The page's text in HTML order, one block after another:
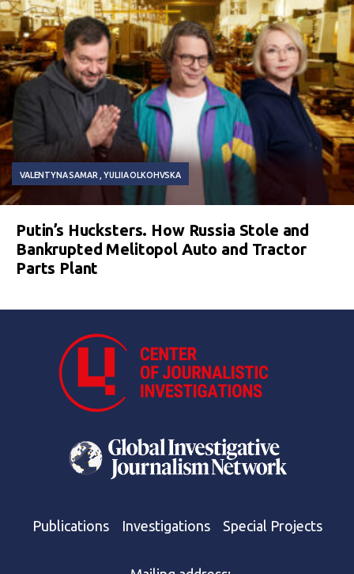
VALENTYNA SAMAR YULIIA OLKOHVSKA
Putin’s Hucksters. How Russia Stole and
Bankrupted Melitopol Auto and Tractor
Parts Plant
Publications Investigations Special Projects